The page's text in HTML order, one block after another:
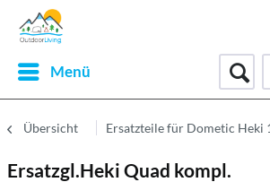
Menü
Übersicht Ersatzteile für Dometic Heki
Ersatzgl.Heki Quad kompl.